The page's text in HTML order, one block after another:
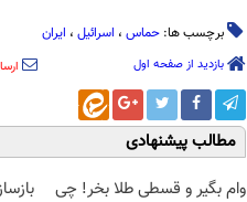
برچسب ها: حماس ، اسرائیل ، ایران
بازدید از صفحه اول
مطالب پیشنهادی
وام بگیر و قسطی طلا بخر! چی